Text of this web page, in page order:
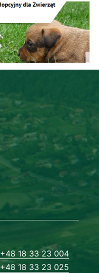
+48 18 33 23 004
+48 18 33 23 025